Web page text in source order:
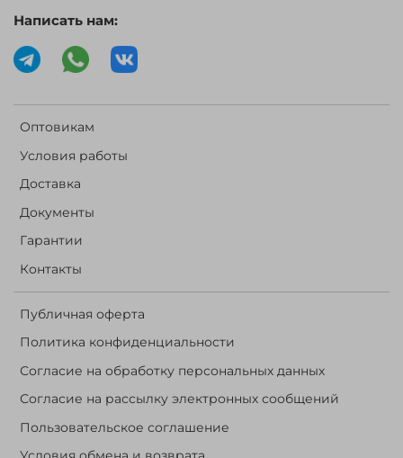
Оптовикам
Условия работы
Доставка
Документы
Гарантии
Контакты
Публичная оферта
Политика конфиденциальности
Согласие на обработку персональных данных
Согласие на рассылку электронных сообщений
Пользовательское соглашение
Написать нам: